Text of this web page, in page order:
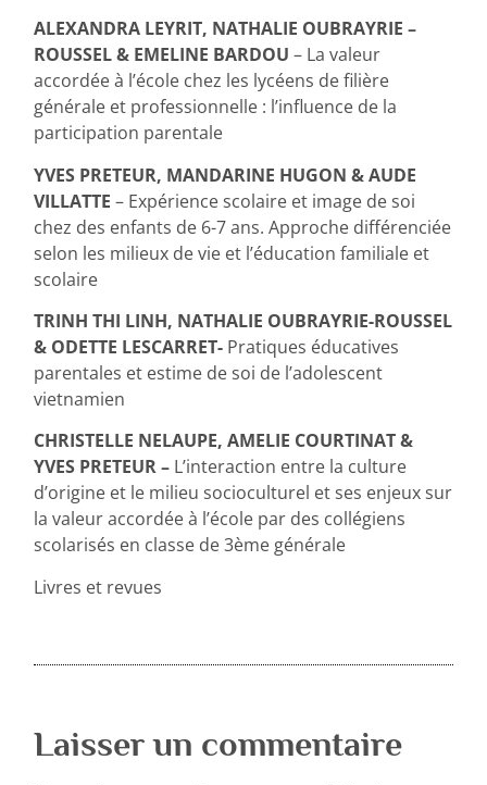
ALEXANDRA LEYRIT, NATHALIE OUBRAYRIE –
ROUSSEL & EMELINE BARDOU – La valeur
accordée à l’école chez les lycéens de filière
générale et professionnelle : l’influence de la
participation parentale
YVES PRETEUR, MANDARINE HUGON & AUDE
VILLATTE – Expérience scolaire et image de soi
chez des enfants de 6-7 ans. Approche différenciée
selon les milieux de vie et l’éducation familiale et
scolaire
TRINH THI LINH, NATHALIE OUBRAYRIE-ROUSSEL
& ODETTE LESCARRET- Pratiques éducatives
parentales et estime de soi de l’adolescent
vietnamien
CHRISTELLE NELAUPE, AMELIE COURTINAT &
YVES PRETEUR – L’interaction entre la culture
d’origine et le milieu socioculturel et ses enjeux sur
la valeur accordée à l’école par des collégiens
scolarisés en classe de 3ème générale
Livres et revues
Laisser un commentaire